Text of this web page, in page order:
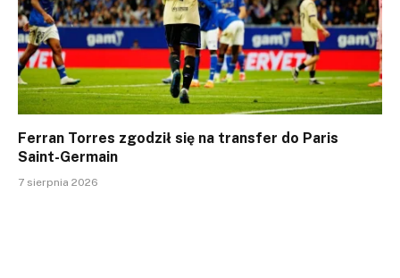
Ferran Torres zgodził się na transfer do Paris
Saint-Germain
7 sierpnia 2026